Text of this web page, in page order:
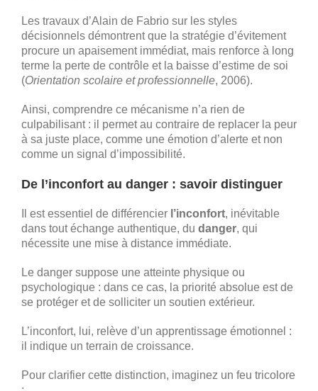
Les travaux d’Alain de Fabrio sur les styles
décisionnels démontrent que la stratégie d’évitement
procure un apaisement immédiat, mais renforce à long
terme la perte de contrôle et la baisse d’estime de soi
(Orientation scolaire et professionnelle, 2006).
Ainsi, comprendre ce mécanisme n’a rien de
culpabilisant : il permet au contraire de replacer la peur
à sa juste place, comme une émotion d’alerte et non
comme un signal d’impossibilité.
De l’inconfort au danger : savoir distinguer
Il est essentiel de différencier l’inconfort, inévitable
dans tout échange authentique, du danger, qui
nécessite une mise à distance immédiate.
Le danger suppose une atteinte physique ou
psychologique : dans ce cas, la priorité absolue est de
se protéger et de solliciter un soutien extérieur.
L’inconfort, lui, relève d’un apprentissage émotionnel :
il indique un terrain de croissance.
Pour clarifier cette distinction, imaginez un feu tricolore